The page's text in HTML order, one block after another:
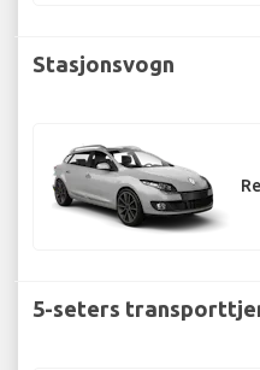
Stasjonsvogn
5-seters